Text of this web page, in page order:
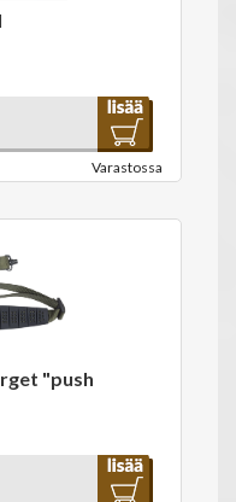
Varastossa
"push